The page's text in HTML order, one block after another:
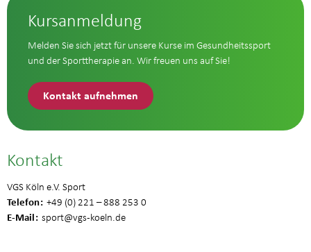
Kursanmeldung
Melden Sie sich jetzt für unsere Kurse im Gesundheitssport
und der Sporttherapie an. Wir freuen uns auf Sie!
Kontakt aufnehmen
Kontakt
VGS Köln e.V. Sport
Telefon +49 (0) 221 – 888 253 0
E-Mail sport@vgs-koeln.de